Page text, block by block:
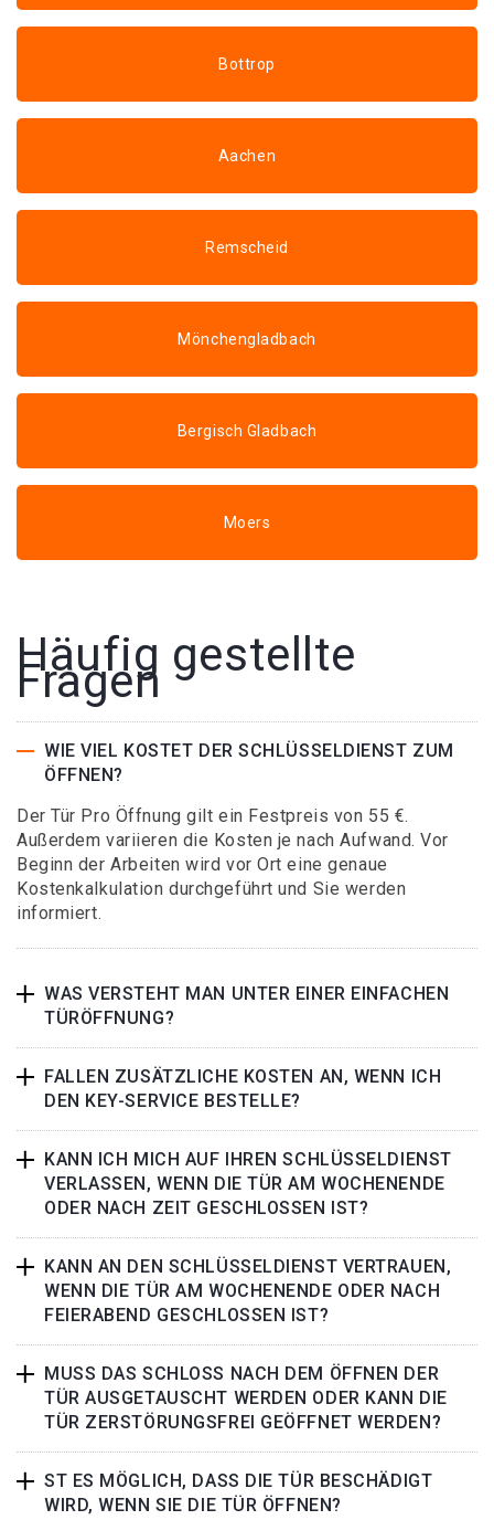
Bottrop
Aachen
Remscheid
Mönchengladbach
Bergisch Gladbach
Moers
Häufig gestellte
Fragen
WIE VIEL KOSTET DER SCHLÜSSELDIENST ZUM
ÖFFNEN?
Der Tür Pro Öffnung gilt ein Festpreis von 55 €.
Außerdem variieren die Kosten je nach Aufwand. Vor
Beginn der Arbeiten wird vor Ort eine genaue
Kostenkalkulation durchgeführt und Sie werden
informiert.
WAS VERSTEHT MAN UNTER EINER EINFACHEN
TÜRÖFFNUNG?
FALLEN ZUSÄTZLICHE KOSTEN AN, WENN ICH
DEN KEY-SERVICE BESTELLE?
KANN ICH MICH AUF IHREN SCHLÜSSELDIENST
VERLASSEN, WENN DIE TÜR AM WOCHENENDE
ODER NACH ZEIT GESCHLOSSEN IST?
KANN AN DEN SCHLÜSSELDIENST VERTRAUEN,
WENN DIE TÜR AM WOCHENENDE ODER NACH
FEIERABEND GESCHLOSSEN IST?
MUSS DAS SCHLOSS NACH DEM ÖFFNEN DER
TÜR AUSGETAUSCHT WERDEN ODER KANN DIE
TÜR ZERSTÖRUNGSFREI GEÖFFNET WERDEN?
ST ES MÖGLICH, DASS DIE TÜR BESCHÄDIGT
WIRD, WENN SIE DIE TÜR ÖFFNEN?